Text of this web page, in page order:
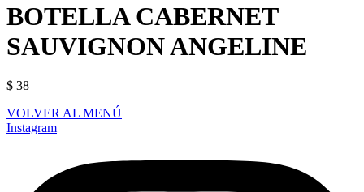
BOTELLA CABERNET
SAUVIGNON ANGELINE
$ 38
VOLVER AL MENÚ
Instagram